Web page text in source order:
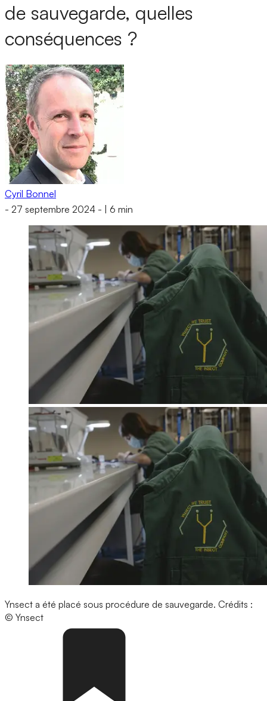
de sauvegarde, quelles
conséquences ?
Cyril Bonnel
- 27 septembre 2024 - 6 min
Ynsect a été placé sous procédure de sauvegarde. Crédits :
© Ynsect